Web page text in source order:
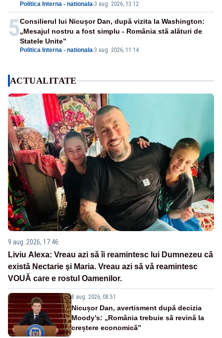
Politica Interna - nationala-3 aug. 2026, 13:12
5
Politica Interna - nationala-3 aug. 2026, 11:14
Consilierul lui Nicușor Dan, după vizita la Washington:
„Mesajul nostru a fost simplu - România stă alături de
Statele Unite”
ACTUALITATE
9 aug. 2026, 17:46
Liviu Alexa: Vreau azi sǎ îi reamintesc lui Dumnezeu cǎ
existǎ Nectarie şi Maria. Vreau azi sǎ vǎ reamintesc
VOUǍ care e rostul Oamenilor.
8 aug. 2026, 08:51
Nicușor Dan, avertisment după decizia
Moody’s: „România trebuie să revină la
creștere economică”